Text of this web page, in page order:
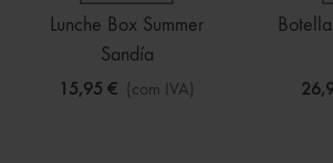
Lunche Box Summer
Sandía
15,95 € (com IVA)